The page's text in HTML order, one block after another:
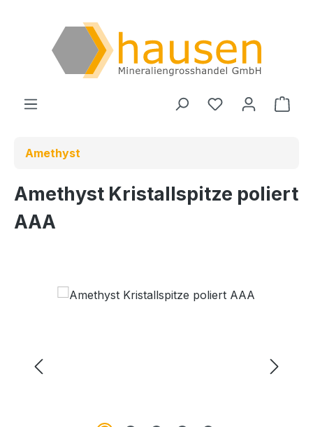
Du hast 0
Amethyst
Amethyst Kristallspitze poliert
AAA
Bildergalerie überspringen